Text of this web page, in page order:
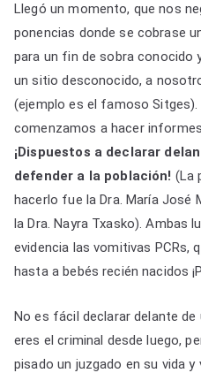
Llegó un momento, que nos
ponencias donde se cobrase
para un fin de sobra conocido
un sitio desconocido, a
(ejemplo es el famoso
comenzamos a hacer
¡Dispuestos a declarar
defender a la población! (La
hacerlo fue la Dra. María José
la Dra. Nayra Txasko). Ambas
evidencia las vomitivas PCRs,
hasta a bebés recién nacidos
No es fácil declarar delante
eres el criminal desde luego,
pisado un juzgado en su vida